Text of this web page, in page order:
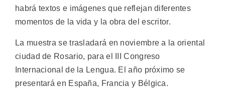
habrá textos e imágenes que reflejan diferentes
momentos de la vida y la obra del escritor.
La muestra se trasladará en noviembre a la oriental
ciudad de Rosario, para el III Congreso
Internacional de la Lengua. El año próximo se
presentará en España, Francia y Bélgica.